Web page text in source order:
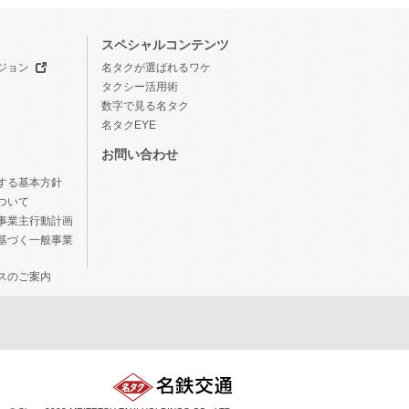
ョン
る基本方針
いて
業主行動計画
づく一般事業
のご案内
スペシャルコンテンツ
名タクが選ばれるワケ
タクシー活用術
数字で見る名タク
名タクEYE
お問い合わせ